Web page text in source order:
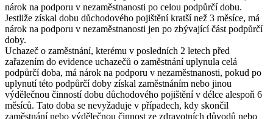
nárok na podporu v nezaměstnanosti po celou podpůrčí dobu.
Jestliže získal dobu důchodového pojištění kratší než 3 měsíce, má
nárok na podporu v nezaměstnanosti jen po zbývající část podpůrčí
doby.
Uchazeč o zaměstnání, kterému v posledních 2 letech před
zařazením do evidence uchazečů o zaměstnání uplynula celá
podpůrčí doba, má nárok na podporu v nezaměstnanosti, pokud po
uplynutí této podpůrčí doby získal zaměstnáním nebo jinou
výdělečnou činností dobu důchodového pojištění v délce alespoň 6
měsíců. Tato doba se nevyžaduje v případech, kdy skončil
zaměstnání nebo výdělečnou činnost ze zdravotních důvodů nebo